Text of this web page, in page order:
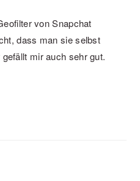
von Snapchat
dass man sie selbst
mir auch sehr gut.